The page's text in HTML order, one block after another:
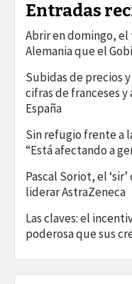
Entradas
Abrir en domingo,
Alemania que el
Subidas de precios
cifras de franceses
España
Sin refugio frente a
“Está afectando a
Pascal Soriot, el
liderar AstraZeneca
Las claves: el
poderosa que sus